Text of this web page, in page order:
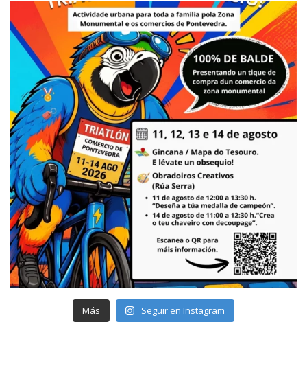
Más Seguir en Instagram